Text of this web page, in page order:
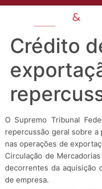
Crédito
O Supremo Tribunal
repercussão geral sobre
nas operações de
Circulação de
decorrentes da aquisição
de empresa.